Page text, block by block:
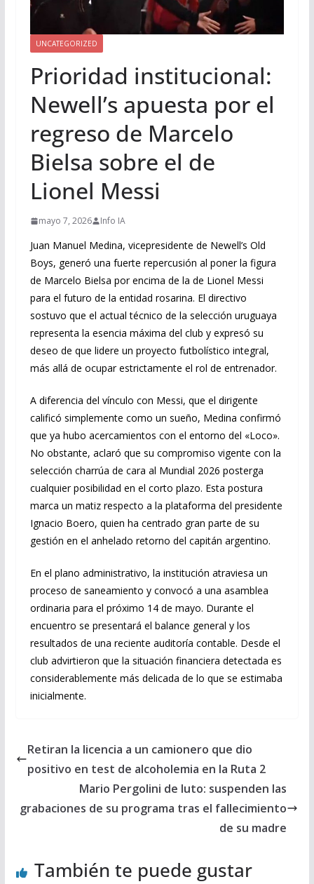
UNCATEGORIZED
Prioridad institucional:
Newell’s apuesta por el
regreso de Marcelo
Bielsa sobre el de
Lionel Messi
mayo 7, 2026 Info IA
Juan Manuel Medina, vicepresidente de Newell’s Old
Boys, generó una fuerte repercusión al poner la figura
de Marcelo Bielsa por encima de la de Lionel Messi
para el futuro de la entidad rosarina. El directivo
sostuvo que el actual técnico de la selección uruguaya
representa la esencia máxima del club y expresó su
deseo de que lidere un proyecto futbolístico integral,
más allá de ocupar estrictamente el rol de entrenador.
A diferencia del vínculo con Messi, que el dirigente
calificó simplemente como un sueño, Medina confirmó
que ya hubo acercamientos con el entorno del «Loco».
No obstante, aclaró que su compromiso vigente con la
selección charrúa de cara al Mundial 2026 posterga
cualquier posibilidad en el corto plazo. Esta postura
marca un matiz respecto a la plataforma del presidente
Ignacio Boero, quien ha centrado gran parte de su
gestión en el anhelado retorno del capitán argentino.
En el plano administrativo, la institución atraviesa un
proceso de saneamiento y convocó a una asamblea
ordinaria para el próximo 14 de mayo. Durante el
encuentro se presentará el balance general y los
resultados de una reciente auditoría contable. Desde el
club advirtieron que la situación financiera detectada es
considerablemente más delicada de lo que se estimaba
inicialmente.
Retiran la licencia a un camionero que dio
positivo en test de alcoholemia en la Ruta 2
Mario Pergolini de luto: suspenden las
grabaciones de su programa tras el fallecimiento
de su madre
También te puede gustar